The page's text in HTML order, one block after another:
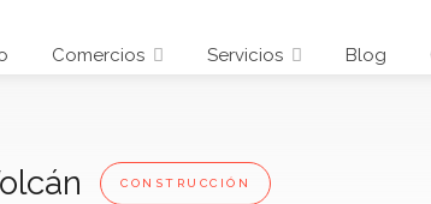
Comercios Servicios Blog
CONSTRUCCIÓN